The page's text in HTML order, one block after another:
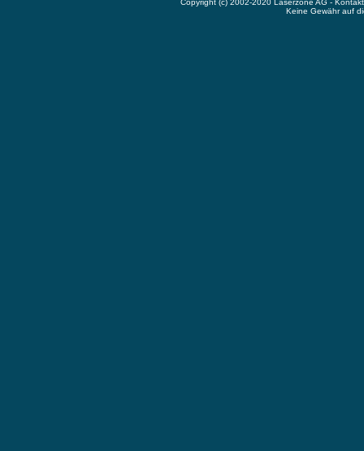
Copyright (c) 2002-2020 Laserzone AG -
Keine Gewähr auf